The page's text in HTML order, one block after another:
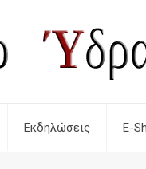
Εκδηλώσεις E-